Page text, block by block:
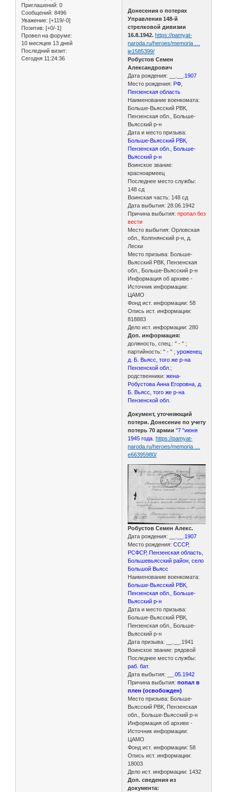
Приглашений: 0
Сообщений: 8496
Уважение: [+119/-0]
Позитив: [+0/-1]
Провел на форуме:
10 месяцев 13 дней
Последний визит:
Сегодня 11:24:36
Донесения о потерях
Управления 148-й
стрелковой дивизии
16.8.1942. https://pamyat-
naroda.ru/heroes/memoria …
ie1585399/
Робустов Семен
Александрович
Дата рождения: __.__. 1907
Место рождения: РФ,
Пензенская область
Наименование военкомата:
Больше-Вьясский РВК,
Пензенская обл., Больше-
Вьясский р-н
Дата и место призыва:
Больше-Вьясский РВК,
Пензенская обл., Больше-
Вьясский р-н
Воинское звание:
красноармеец
Последнее место службы:
148 сд
Воинская часть: 148 сд
Дата выбытия: 28.06.1942
Причина выбытия:пропал без
вести
Место выбытия: Орловская
обл., Колпнянский р-н, д.
Лески
Место призыва: Больше-
Вьясский РВК, Пензенская
обл., Больше-Вьясский р-н
Информация об архиве -
Источник информации:
ЦАМО
Фонд ист. информации: 58
Опись ист. информации:
818883
Дело ист. информации: 280
Доп. информация:
должность, спец.: " - " ;
партийность: " - " ;уроженец
д. Б. Вьясс, того же р-на
Пензенской обл .;
родственники:жена-
Робустова Анна Егоровна, д.
Б. Вьясс, того же р-на
Пензенской обл.
Документ, уточняющий
потери. Донесение по учету
потерь 70 армии "7 "июня
1945 года.https://pamyat-
naroda.ru/heroes/memoria …
e66395980/
Робустов Семен Алекс.
Дата рождения: __.__. 1907
Место рождения:СССР,
РСФСР, Пензенская область,
Большевьясский район, село
Большой Вьясс
Наименование военкомата:
Больше-Вьясский РВК,
Пензенская обл., Больше-
Вьясский р-н
Дата и место призыва:
Больше-Вьясский РВК,
Пензенская обл., Больше-
Вьясский р-н
Дата призыва: __.__.1941
Воинское звание: рядовой
Последнее место службы:
раб. бат.
Дата выбытия: __.05.1942
Причина выбытия:попал в
плен (освобожден)
Место призыва: Больше-
Вьясский РВК, Пензенская
обл., Больше-Вьясский р-н
Информация об архиве -
Источник информации:
ЦАМО
Фонд ист. информации: 58
Опись ист. информации:
18003
Дело ист. информации: 1432
Доп. сведения из
документа: